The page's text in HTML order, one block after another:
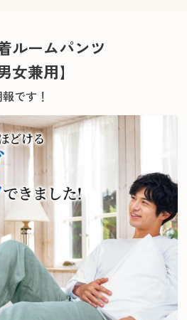
ルームパンツ
女兼用】
です！